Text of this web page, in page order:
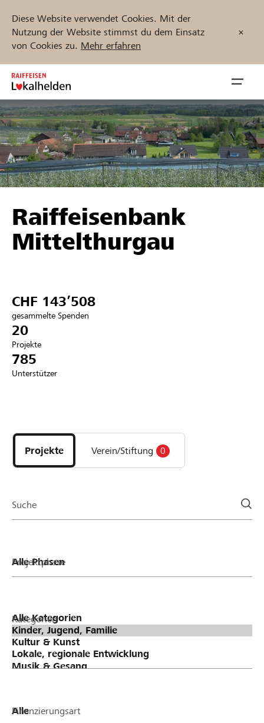
Diese Website verwendet Cookies. Mit der
Nutzung der Website stimmst du dem Einsatz
von Cookies zu. Mehr erfahren
Zum
Inhalt
springen
öffnen
Unterstützen
Hilfe & Support
Anmelden
Projekte und Organisationen finden
Jetzt starten
DE FR IT
Raiffeisenbank
Mittelthurgau
CHF 143’508
gesammelte Spenden
20
Projekte
785
Unterstützer
Projekte
und
Organisationen
Projekte Verein/Stiftung 0
Suche
Projektphase
Kategorien
Finanzierungsart